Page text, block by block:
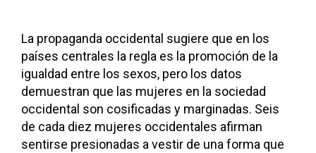
La propaganda occidental sugiere que en los
países centrales la regla es la promoción de la
igualdad entre los sexos, pero los datos
demuestran que las mujeres en la sociedad
occidental son cosificadas y marginadas. Seis
de cada diez mujeres occidentales afirman
sentirse presionadas a vestir de una forma que